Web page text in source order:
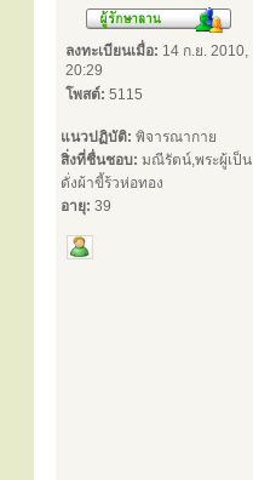
ลงทะเบียนเมื่อ: 14 ก.ย. 2010,
20:29
โพสต์: 5115
แนวปฏิบัติ: พิจารณากาย
สิ่งที่ชื่นชอบ: มณีรัตน์,พระผู้เป็น
ดั่งผ้าขี้ร้วห่อทอง
อายุ: 39